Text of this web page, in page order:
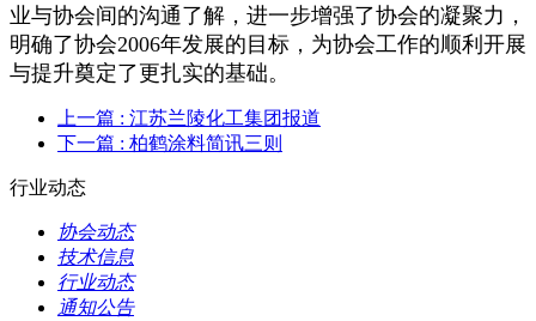
业与协会间的沟通了解，进一步增强了协会的凝聚力，
明确了协会2006年发展的目标，为协会工作的顺利开展
与提升奠定了更扎实的基础。
上一篇 : 江苏兰陵化工集团报道
下一篇 : 柏鹤涂料简讯三则
行业动态
协会动态
技术信息
行业动态
通知公告